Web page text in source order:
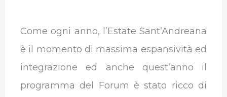
Come ogni anno, l’Estate Sant’Andreana
è il momento di massima espansività ed
integrazione ed anche quest’anno il
programma del Forum è stato ricco di